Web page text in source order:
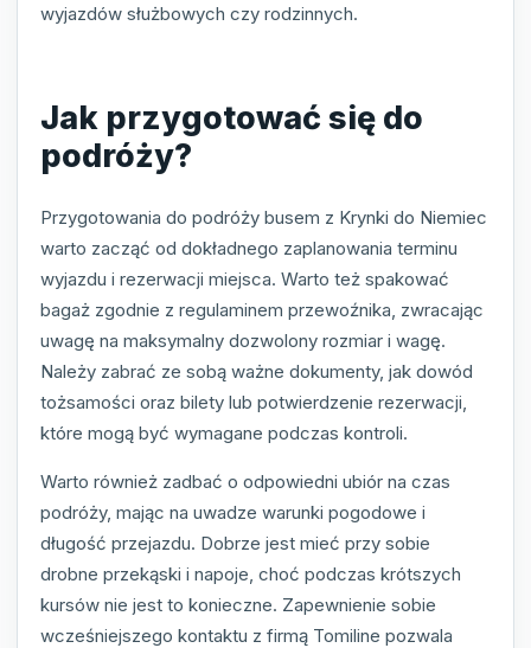
wyjazdów służbowych czy rodzinnych.
Jak przygotować się do
podróży?
Przygotowania do podróży busem z Krynki do Niemiec
warto zacząć od dokładnego zaplanowania terminu
wyjazdu i rezerwacji miejsca. Warto też spakować
bagaż zgodnie z regulaminem przewoźnika, zwracając
uwagę na maksymalny dozwolony rozmiar i wagę.
Należy zabrać ze sobą ważne dokumenty, jak dowód
tożsamości oraz bilety lub potwierdzenie rezerwacji,
które mogą być wymagane podczas kontroli.
Warto również zadbać o odpowiedni ubiór na czas
podróży, mając na uwadze warunki pogodowe i
długość przejazdu. Dobrze jest mieć przy sobie
drobne przekąski i napoje, choć podczas krótszych
kursów nie jest to konieczne. Zapewnienie sobie
wcześniejszego kontaktu z firmą Tomiline pozwala